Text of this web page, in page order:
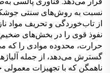
از تاب‌خوردگی و تحریف مواد
نفوذ قوی را در بخش‌های
حرارت، محدوده موادی را که
گسترش می‌دهد، از جمله
ناهمگن که با تجهیزات